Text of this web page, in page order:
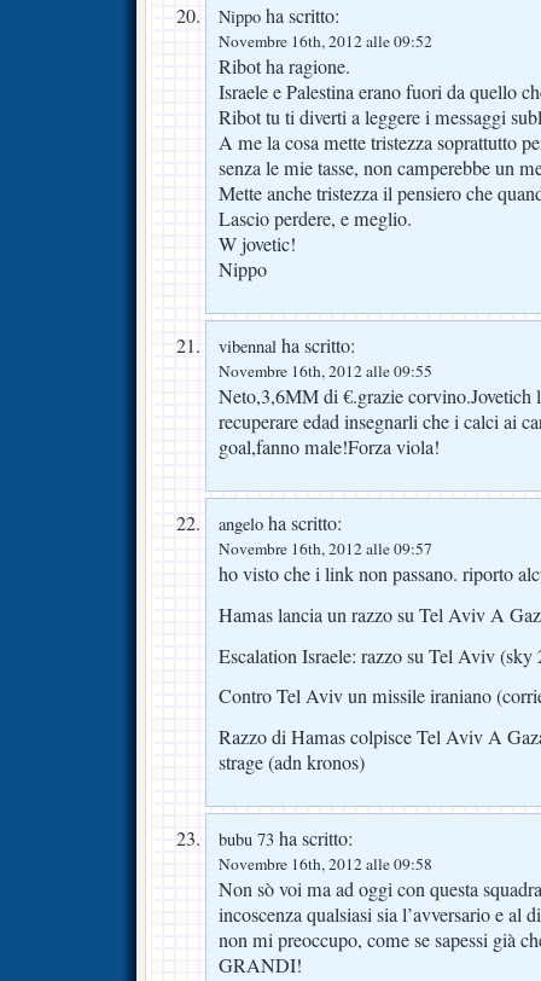
Nippo ha scritto:
Novembre 16th, 2012 alle 09:52
Ribot ha ragione.
Israele e Palestina erano fuori da quello
Ribot tu ti diverti a leggere i messaggi
A me la cosa mette tristezza soprattutto
senza le mie tasse, non camperebbe un
Mette anche tristezza il pensiero che
Lascio perdere, e meglio.
W jovetic!
Nippo
vibennal ha scritto:
Novembre 16th, 2012 alle 09:55
Neto,3,6MM di €.grazie corvino.Jovetich
recuperare edad insegnarli che i calci ai
goal,fanno male!Forza viola!
angelo ha scritto:
Novembre 16th, 2012 alle 09:57
ho visto che i link non passano. riporto
Hamas lancia un razzo su Tel Aviv A
Escalation Israele: razzo su Tel Aviv (sky
Contro Tel Aviv un missile iraniano
Razzo di Hamas colpisce Tel Aviv A
strage (adn kronos)
bubu 73 ha scritto:
Novembre 16th, 2012 alle 09:58
Non sò voi ma ad oggi con questa
incoscenza qualsiasi sia l’avversario e al
non mi preoccupo, come se sapessi già
GRANDI!